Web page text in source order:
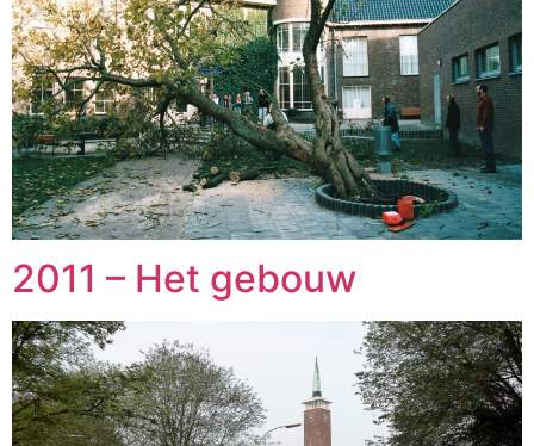
2011 – Het gebouw